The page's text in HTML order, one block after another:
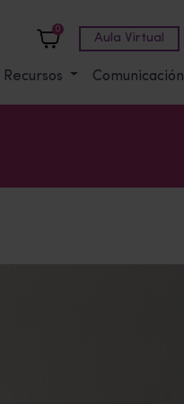
0
Aula Virtual
Recursos Comunicación